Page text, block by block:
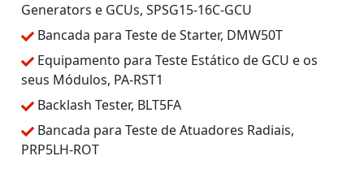
Generators e GCUs, SPSG15-16C-GCU
Bancada para Teste de Starter, DMW50T
Equipamento para Teste Estático de GCU e os
seus Módulos, PA-RST1
Backlash Tester, BLT5FA
Bancada para Teste de Atuadores Radiais,
PRP5LH-ROT